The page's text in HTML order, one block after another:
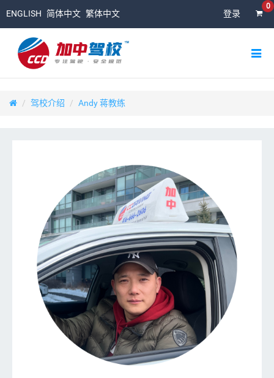
ENGLISH 简体中文 繁体中文
0
登录
驾校介绍 Andy 蒋教练